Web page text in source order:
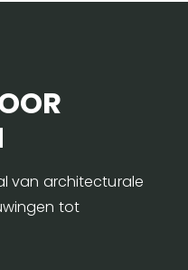
van architecturale
tot